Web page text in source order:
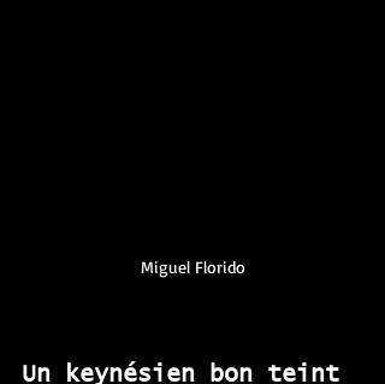
Miguel Florido
Un keynésien bon teint